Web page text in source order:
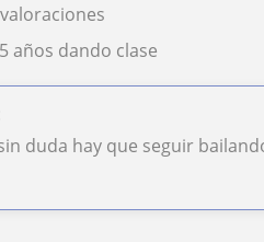
5 años dando clase
duda hay que seguir